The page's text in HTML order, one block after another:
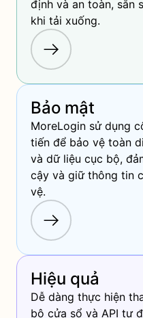
định và an toàn, sẵn
khi tải xuống.
Bảo mật
MoreLogin sử dụng
tiến để bảo vệ toàn
và dữ liệu cục bộ,
cậy và giữ thông tin
vệ.
Hiệu quả
Dễ dàng thực hiện
bộ cửa sổ và API tự